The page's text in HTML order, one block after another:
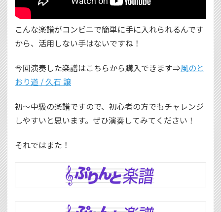
こんな楽譜がコンビニで簡単に手に入れられるんです
から、活用しない手はないですね！
今回演奏した楽譜はこちらから購入できます⇒風のと
おり道 / 久石 譲
初～中級の楽譜ですので、初心者の方でもチャレンジ
しやすいと思います。ぜひ演奏してみてください！
それではまた！